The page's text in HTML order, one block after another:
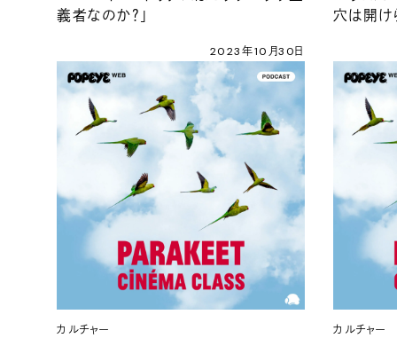
義者なのか？」
2023年10月30日
穴は開け
カルチャー カルチャー